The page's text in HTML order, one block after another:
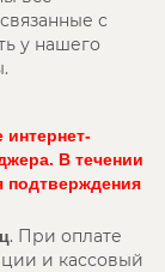
с
у нашего
интернет-
В течении
подтверждения
. При оплате
и кассовый